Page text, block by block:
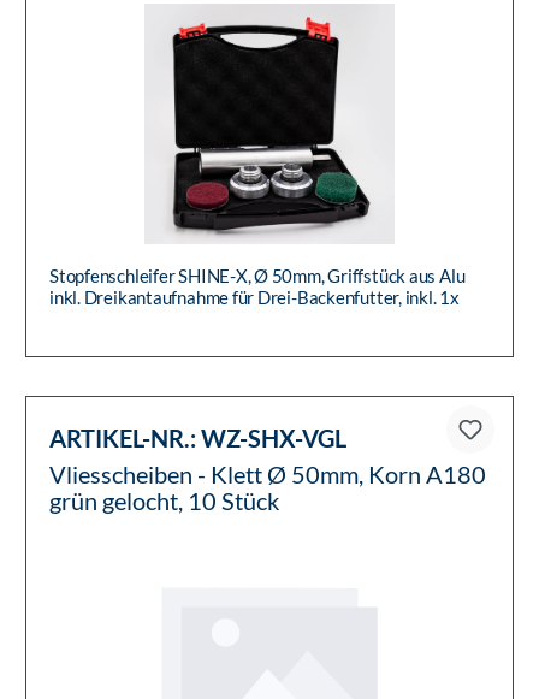
Stopfenschleifer SHINE-X, Ø 50mm, Griffstück aus Alu
inkl. Dreikantaufnahme für Drei-Backenfutter, inkl. 1x
ARTIKEL-NR.:WZ-SHX-VGL
Vliesscheiben - Klett Ø 50mm, Korn A180
grün gelocht, 10 Stück